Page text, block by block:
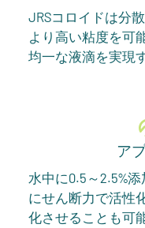
JRSコロイドは分
より高い粘度を可
均一な液滴を実現
ア
水中に0.5～2.5%
にせん断力で活性
化させることも可